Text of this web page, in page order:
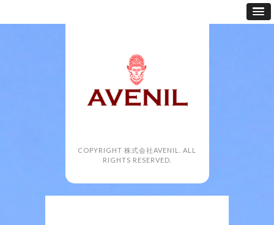
COPYRIGHT 株式会社AVENIL. ALL
RIGHTS RESERVED.